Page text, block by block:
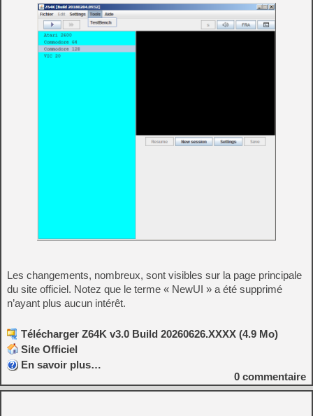
Les changements, nombreux, sont visibles sur la page principale
du site officiel. Notez que le terme « NewUI » a été supprimé
n’ayant plus aucun intérêt.
Télécharger Z64K v3.0 Build 20260626.XXXX (4.9 Mo)
Site Officiel
En savoir plus…
0 commentaire